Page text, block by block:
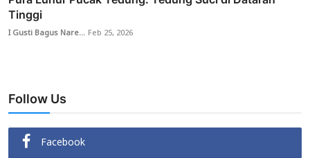
Tinggi
I Gusti Bagus Nare... Feb 25, 2026
Follow Us
Facebook